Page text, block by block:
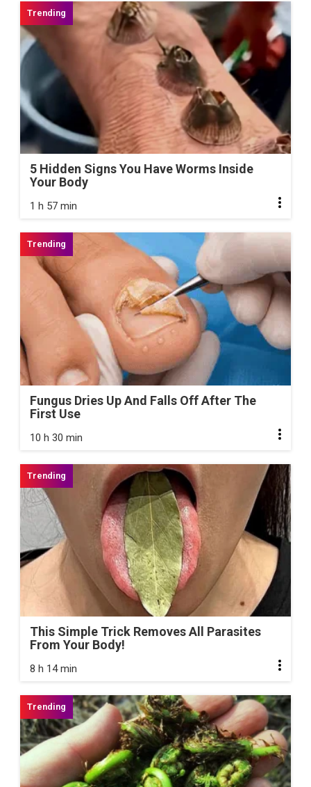
5 Hidden Signs You Have Worms Inside
Your Body
1 h 57 min
Fungus Dries Up And Falls Off After The
First Use
10 h 30 min
This Simple Trick Removes All Parasites
From Your Body!
8 h 14 min